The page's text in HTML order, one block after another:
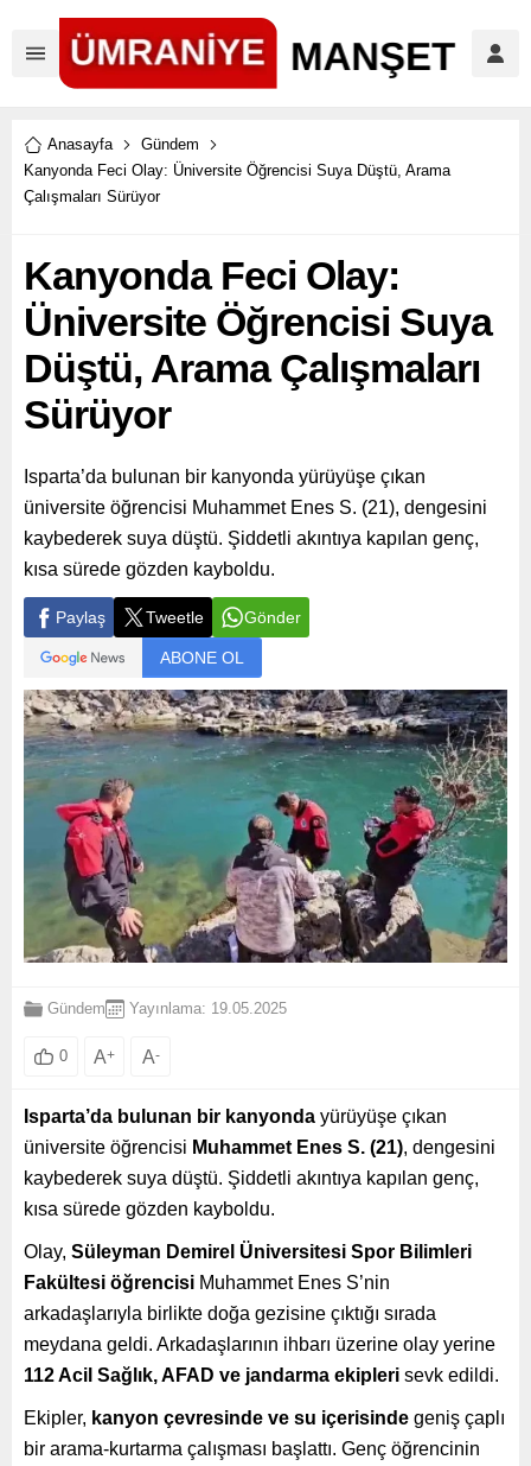
Anasayfa
Gündem
Kanyonda Feci Olay: Üniversite Öğrencisi Suya Düştü, Arama
Çalışmaları Sürüyor
Kanyonda Feci Olay:
Üniversite Öğrencisi Suya
Düştü, Arama Çalışmaları
Sürüyor
Isparta’da bulunan bir kanyonda yürüyüşe çıkan
üniversite öğrencisi Muhammet Enes S. (21), dengesini
kaybederek suya düştü. Şiddetli akıntıya kapılan genç,
kısa sürede gözden kayboldu.
Paylaş Tweetle Gönder
ABONE OL
Gündem Yayınlama: 19.05.2025
0 A+ A-
Isparta’da bulunan bir kanyonda yürüyüşe çıkan
üniversite öğrencisi Muhammet Enes S. (21), dengesini
kaybederek suya düştü. Şiddetli akıntıya kapılan genç,
kısa sürede gözden kayboldu.
Olay, Süleyman Demirel Üniversitesi Spor Bilimleri
Fakültesi öğrencisi Muhammet Enes S’nin
arkadaşlarıyla birlikte doğa gezisine çıktığı sırada
meydana geldi. Arkadaşlarının ihbarı üzerine olay yerine
112 Acil Sağlık, AFAD ve jandarma ekipleri sevk edildi.
Ekipler, kanyon çevresinde ve su içerisinde geniş çaplı
bir arama-kurtarma çalışması başlattı. Genç öğrencinin